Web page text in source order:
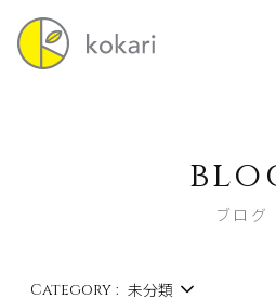
ブログ
Category : 未分類